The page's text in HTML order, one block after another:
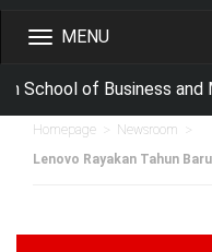
Toggle
of Business and
Homepage Newsroom
Lenovo Rayakan Tahun